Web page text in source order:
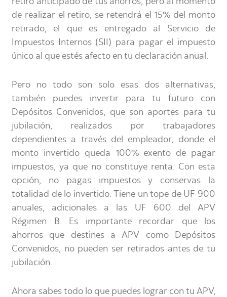
retiro anticipado de tus ahorros, pero al momento
de realizar el retiro, se retendrá el 15% del monto
retirado, el que es entregado al Servicio de
Impuestos Internos (SII) para pagar el impuesto
único al que estés afecto en tu declaración anual.
Pero no todo son solo esas dos alternativas,
también puedes invertir para tu futuro con
Depósitos Convenidos, que son aportes para tu
jubilación, realizados por trabajadores
dependientes a través del empleador, donde el
monto invertido queda 100% exento de pagar
impuestos, ya que no constituye renta. Con esta
opción, no pagas impuestos y conservas la
totalidad de lo invertido. Tiene un tope de UF 900
anuales, adicionales a las UF 600 del APV
Régimen B. Es importante recordar que los
ahorros que destines a APV como Depósitos
Convenidos, no pueden ser retirados antes de tu
jubilación.
Ahora sabes todo lo que puedes lograr con tu APV,